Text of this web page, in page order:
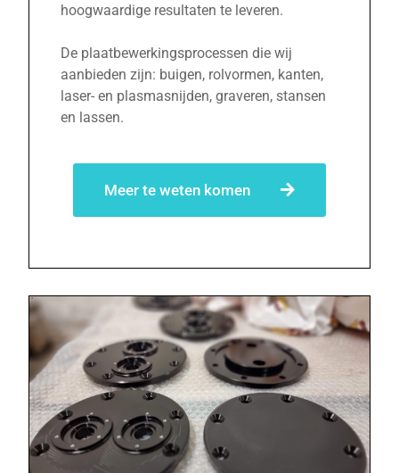
hoogwaardige resultaten te leveren.
De plaatbewerkingsprocessen die wij
aanbieden zijn: buigen, rolvormen, kanten,
laser- en plasmasnijden, graveren, stansen
en lassen.
Meer te weten komen